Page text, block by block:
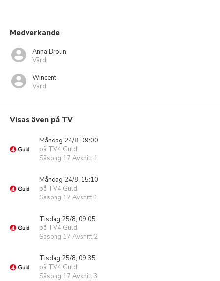
Medverkande
Anna Brolin
Värd
Wincent
Värd
Visas även på TV
Måndag 24/8, 09:00
på TV4 Guld
Säsong 17 Avsnitt 1
Måndag 24/8, 15:10
på TV4 Guld
Säsong 17 Avsnitt 1
Tisdag 25/8, 09:05
på TV4 Guld
Säsong 17 Avsnitt 2
Tisdag 25/8, 09:35
på TV4 Guld
Säsong 17 Avsnitt 3